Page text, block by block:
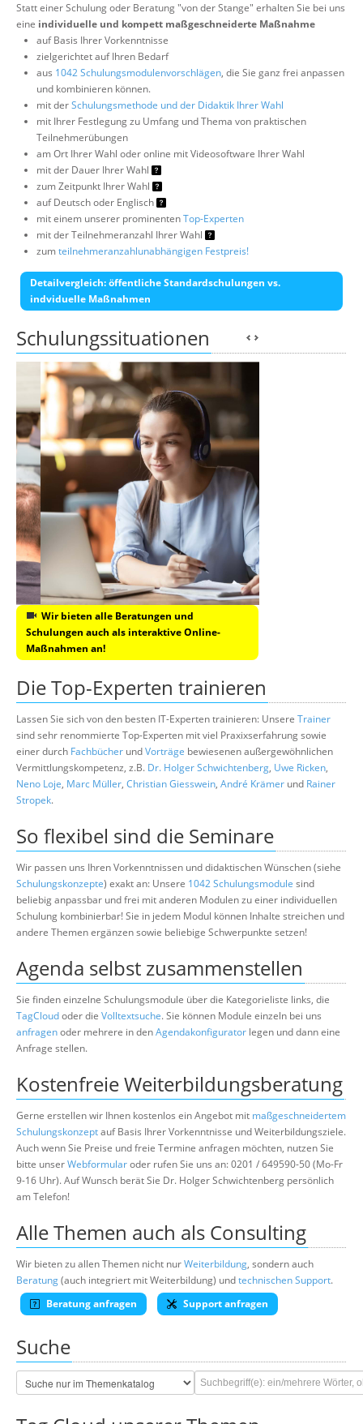
Statt einer Schulung oder Beratung "von der Stange" erhalten Sie bei uns
eine individuelle und kompett maßgeschneiderte Maßnahme
auf Basis Ihrer Vorkenntnisse
zielgerichtet auf Ihren Bedarf
aus 1042 Schulungsmodulenvorschlägen, die Sie ganz frei anpassen
und kombinieren können.
mit derSchulungsmethode und der Didaktik Ihrer Wahl
mit Ihrer Festlegung zu Umfang und Thema von praktischen
Teilnehmerübungen
am Ort Ihrer Wahl oder online mit Videosoftware Ihrer Wahl
mit der Dauer Ihrer Wahl
zum Zeitpunkt Ihrer Wahl
auf Deutsch oder Englisch
mit einem unserer prominentenTop-Experten
mit der Teilnehmeranzahl Ihrer Wahl
zumteilnehmeranzahlunabhängigen Festpreis!
Detailvergleich: öffentliche Standardschulungen vs.
indviduelle Maßnahmen
Schulungssituationen
Wir bieten alle Beratungen und
Schulungen auch als interaktive Online-
Maßnahmen an!
Die Top-Experten trainieren
Lassen Sie sich von den besten IT-Experten trainieren: Unsere Trainer
sind sehr renommierte Top-Experten mit viel Praxixserfahrung sowie
einer durch Fachbücher undVorträge bewiesenen außergewöhnlichen
Vermittlungskompetenz, z.B. Dr. Holger Schwichtenberg, Uwe Ricken,
Neno Loje, Marc Müller, Christian Giesswein, André Krämer und Rainer
Stropek.
So flexibel sind die Seminare
Wir passen uns Ihren Vorkenntnissen und didaktischen Wünschen (siehe
Schulungskonzepte) exakt an: Unsere 1042 Schulungsmodule sind
beliebig anpassbar und frei mit anderen Modulen zu einer individuellen
Schulung kombinierbar! Sie in jedem Modul können Inhalte streichen und
andere Themen ergänzen sowie beliebige Schwerpunkte setzen!
Agenda selbst zusammenstellen
Sie finden einzelne Schulungsmodule über die Kategorieliste links, die
TagCloudoder die Volltextsuche. Sie können Module einzeln bei uns
anfragenoder mehrere in denAgendakonfigurator legen und dann eine
Anfrage stellen.
Kostenfreie Weiterbildungsberatung
Gerne erstellen wir Ihnen kostenlos ein Angebot mit maßgeschneidertem
Schulungskonzeptauf Basis Ihrer Vorkenntnisse und Weiterbildungsziele.
Auch wenn Sie Preise und freie Termine anfragen möchten, nutzen Sie
bitte unserWebformularoder rufen Sie uns an: 0201 / 649590-50 (Mo-Fr
9-16 Uhr). Auf Wunsch berät Sie Dr. Holger Schwichtenberg persönlich
am Telefon!
Alle Themen auch als Consulting
Wir bieten zu allen Themen nicht nurWeiterbildung, sondern auch
Beratung(auch integriert mit Weiterbildung) undtechnischen Support.
Beratung anfragen
Support anfragen
Suche